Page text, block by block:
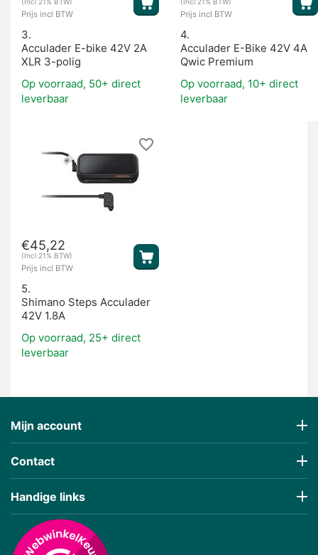
Prijs incl BTW
3.
Acculader E-bike 42V 2A
XLR 3-polig
Op voorraad, 50+ direct
leverbaar
Prijs incl BTW
4.
Acculader E-Bike 42V 4A
Qwic Premium
Op voorraad, 10+ direct
leverbaar
€45,22
(Incl 21% BTW)
Prijs incl BTW
5.
Shimano Steps Acculader
42V 1.8A
Op voorraad, 25+ direct
leverbaar
Mijn account
Contact
Handige links